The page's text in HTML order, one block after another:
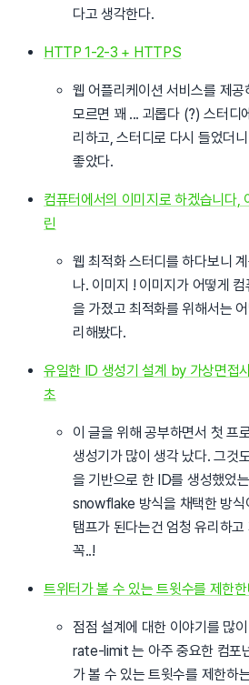
다고 생각한다.
HTTP 1-2-3 + HTTPS
웹 어플리케이션 서비스를 제
모르면 꽤 ... 괴롭다 (?) 스터디
리하고, 스터디로 다시 들었더
좋았다.
컴퓨터에서의 이미지로 하겠습니다,
린
웹 최적화 스터디를 하다보니
나. 이미지 ! 이미지가 어떻게
을 가졌고 최적화를 위해서는
리해봤다.
유일한 ID 생성기 설계 by 가상면접
초
이 글을 위해 공부하면서 첫 프
생성기가 많이 생각 났다. 그것
을 기반으로 한 ID를 생성했었
snowflake 방식을 채택한 방식
탬프가 된다는건 엄청 유리하
꼭..!
트위터가 볼 수 있는 트윗수를 제한
점점 설계에 대한 이야기를 많
rate-limit 는 아주 중요한 컴포
가 볼 수 있는 트윗수를 제한하